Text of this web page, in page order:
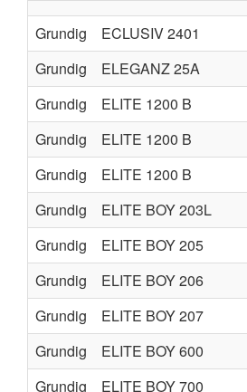
Grundig ECLUSIV 2401
Grundig
ELEGANZ 25A
Grundig
ELITE 1200 B
Grundig
ELITE 1200 B
Grundig
ELITE 1200 B
Grundig
ELITE BOY 203L
Grundig
ELITE BOY 205
Grundig
ELITE BOY 206
Grundig
ELITE BOY 207
Grundig
ELITE BOY 600
Grundig
ELITE BOY 700